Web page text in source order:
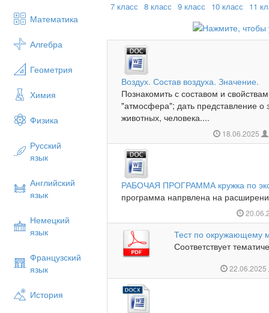
Математика
Алгебра
Геометрия
Химия
Физика
Русский
язык
Английский
язык
Немецкий
язык
Французский
язык
История
7 класс 8 класс 9 класс 10 класс 11
Воздух. Состав воздуха. Значение.
Познакомить с составом и
"атмосфера"; дать представление о
животных, человека....
18.06.2025
РАБОЧАЯ ПРОГРАММА кружка по
программа напрвлена на
Тест по окружающему
Соответствует
22.06.2025